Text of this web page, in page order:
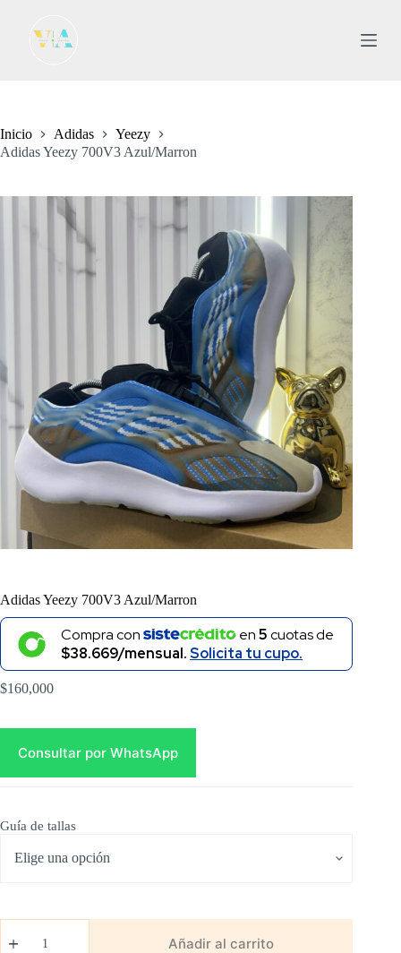
l
c
o
t
Inicio Adidas
Yeezy
Adidas Yeezy 700V3 Azul/Marron
Adidas Yeezy 700V3 Azul/Marron
Compra con en5cuotas de
$38.669/mensual.Solicita tu cupo.
$160,000
Consultar por WhatsApp
Guía de tallas
Yeezy
Añadir al carrito